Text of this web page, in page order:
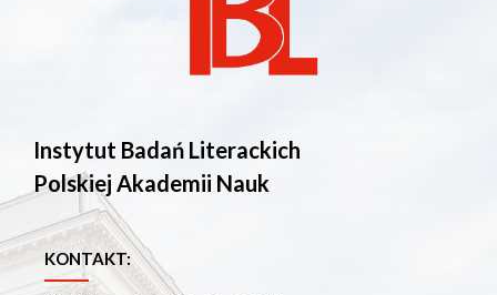
Instytut Badań Literackich
Polskiej Akademii Nauk
KONTAKT: